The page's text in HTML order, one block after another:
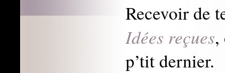
Recevoir de
Idées reçues,
p’tit